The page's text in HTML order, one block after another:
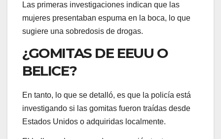
Las primeras investigaciones indican que las
mujeres presentaban espuma en la boca, lo que
sugiere una sobredosis de drogas.
¿GOMITAS DE EEUU O
BELICE?
En tanto, lo que se detalló, es que la policía está
investigando si las gomitas fueron traídas desde
Estados Unidos o adquiridas localmente.